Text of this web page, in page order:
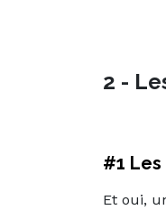
2 -
#1 Les
Et oui,